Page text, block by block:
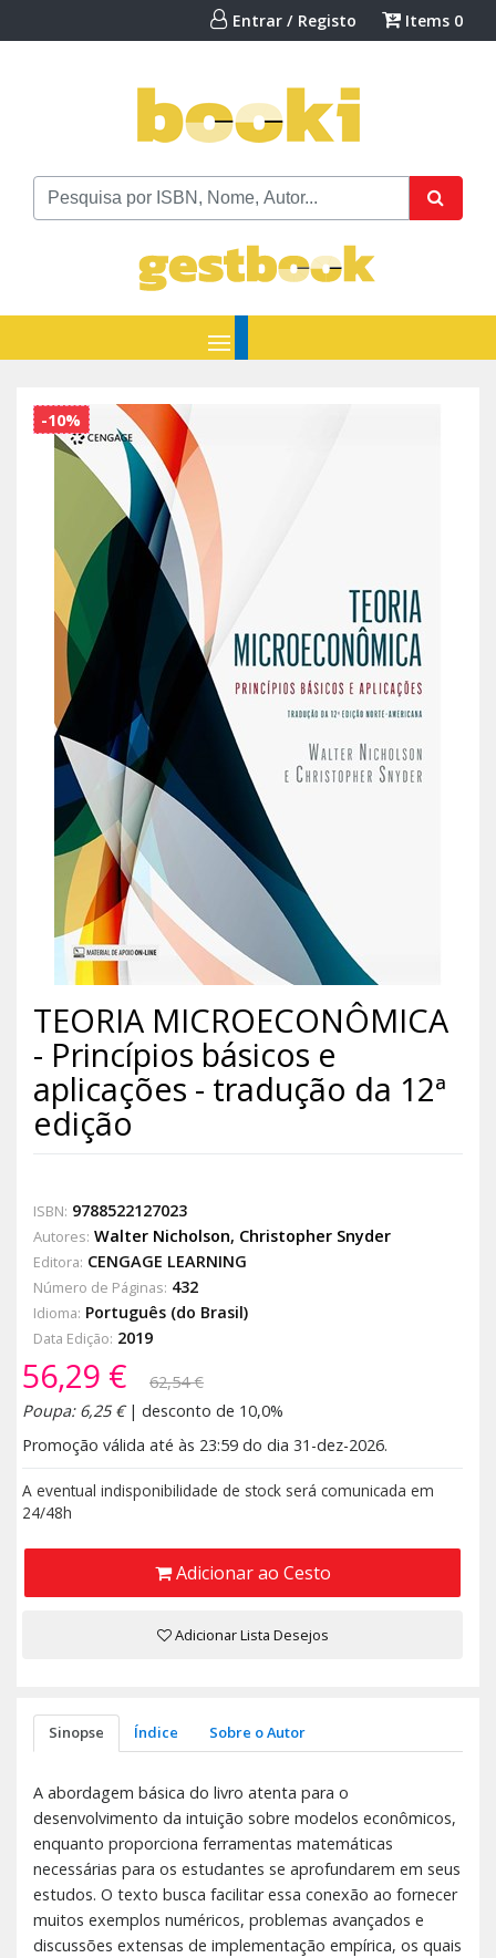
Entrar / Registo Items 0
-10%
TEORIA MICROECONÔMICA
- Princípios básicos e
aplicações - tradução da 12ª
edição
ISBN: 9788522127023
Autores: Walter Nicholson, Christopher Snyder
Editora: CENGAGE LEARNING
Número de Páginas: 432
Idioma: Português (do Brasil)
Data Edição: 2019
56,29 €
62,54 €
Poupa: 6,25 €| desconto de 10,0%
Promoção válida até às 23:59 do dia 31-dez-2026.
A eventual indisponibilidade de stock será comunicada em
24/48h
Adicionar ao Cesto
Adicionar Lista Desejos
Sinopse Índice Sobre o Autor
A abordagem básica do livro atenta para o
desenvolvimento da intuição sobre modelos econômicos,
enquanto proporciona ferramentas matemáticas
necessárias para os estudantes se aprofundarem em seus
estudos. O texto busca facilitar essa conexão ao fornecer
muitos exemplos numéricos, problemas avançados e
discussões extensas de implementação empírica, os quais